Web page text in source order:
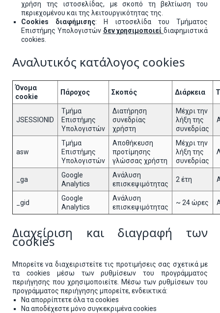
χρήση της ιστοσελίδας, με σκοπό τη βελτίωση του
περιεχομένου και της λειτουργικότητας της.
Cookies διαφήμισης: Η ιστοσελίδα του Τμήματος
Επιστήμης Υπολογιστών δεν χρησιμοποιεί διαφημιστικά
cookies.
Αναλυτικός κατάλογος cookies
Όνομα
cookie
Πάροχος Σκοπός Διάρκεια
JSESSIONID
Τμήμα
Επιστήμης
Υπολογιστών
Διατήρηση
συνεδρίας
χρήστη
Μέχρι την
λήξη της
συνεδρίας
asw
Τμήμα
Επιστήμης
Υπολογιστών
Αποθήκευση
προτίμησης
γλώσσας χρήστη
Μέχρι την
λήξη της
συνεδρίας
_ga
Google
Analytics
Ανάλυση
επισκεψιμότητας
2 έτη
_gid
Google
Analytics
Ανάλυση
επισκεψιμότητας
~ 24 ώρες
Διαχείριση και διαγραφή των
cookies
Μπορείτε να διαχειριστείτε τις προτιμήσεις σας σχετικά με
τα cookies μέσω των ρυθμίσεων του προγράμματος
περιήγησης που χρησιμοποιείτε. Μέσω των ρυθμίσεων του
προγράμματος περιήγησης μπορείτε, ενδεικτικά:
Να απορρίπτετε όλα τα cookies
Να αποδέχεστε μόνο συγκεκριμένα cookies